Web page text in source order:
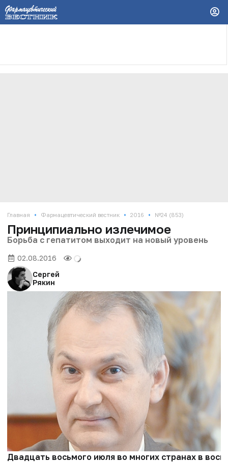
Главная • Фармацевтический вестник • 2016 • №24 (853)
Принципиально излечимое
Борьба с гепатитом выходит на новый уровень
02.08.2016
Сергей
Рякин
Двадцать восьмого июля во многих странах в